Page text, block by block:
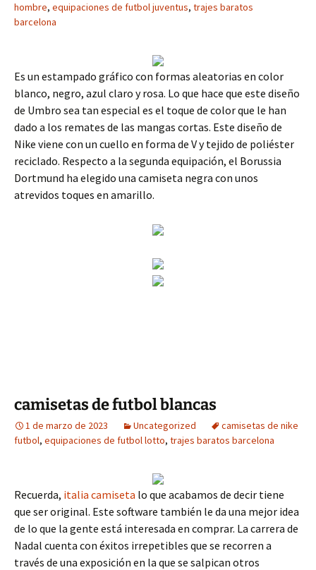
hombre, equipaciones de futbol juventus, trajes baratos
barcelona
Es un estampado gráfico con formas aleatorias en color
blanco, negro, azul claro y rosa. Lo que hace que este diseño
de Umbro sea tan especial es el toque de color que le han
dado a los remates de las mangas cortas. Este diseño de
Nike viene con un cuello en forma de V y tejido de poliéster
reciclado. Respecto a la segunda equipación, el Borussia
Dortmund ha elegido una camiseta negra con unos
atrevidos toques en amarillo.
camisetas de futbol blancas
1 de marzo de 2023 Uncategorized
camisetas de nike
futbol, equipaciones de futbol lotto, trajes baratos barcelona
Recuerda, italia camiseta lo que acabamos de decir tiene
que ser original. Este software también le da una mejor idea
de lo que la gente está interesada en comprar. La carrera de
Nadal cuenta con éxitos irrepetibles que se recorren a
través de una exposición en la que se salpican otros